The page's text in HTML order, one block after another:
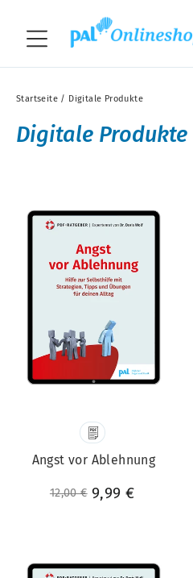
Inhalt
Seitennavigation
Startseite / Digitale Produkte
Digitale Produkte
Angst vor Ablehnung
Normaler Preis
12,00 €
Sonderpreis
9,99 €